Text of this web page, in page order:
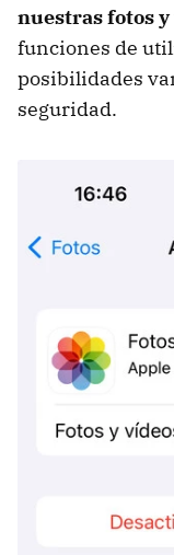
nuestras fotos y
funciones de
posibilidades
seguridad.